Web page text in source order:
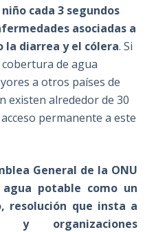
cada 3 segundos
asociadas a
la diarrea y el cólera. Si
de agua
a otros países de
existen alrededor de 30
permanente a este
General de la ONU
potable como un
resolución que insta a
organizaciones